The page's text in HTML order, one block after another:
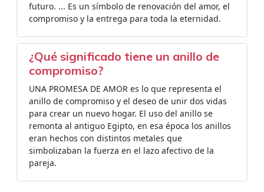
futuro. ... Es un símbolo de renovación del amor, el
compromiso y la entrega para toda la eternidad.
¿Qué significado tiene un anillo de
compromiso?
UNA PROMESA DE AMOR es lo que representa el
anillo de compromiso y el deseo de unir dos vidas
para crear un nuevo hogar. El uso del anillo se
remonta al antiguo Egipto, en esa época los anillos
eran hechos con distintos metales que
simbolizaban la fuerza en el lazo afectivo de la
pareja.